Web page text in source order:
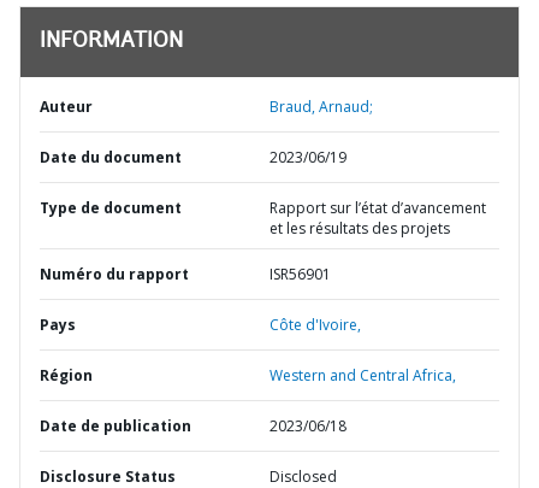
INFORMATION
Auteur Braud, Arnaud;
Date du document 2023/06/19
Type de document
Rapport sur l’état d’avancement
et les résultats des projets
Numéro du rapport ISR56901
Pays Côte d'Ivoire,
Région Western and Central Africa,
Date de publication 2023/06/18
Disclosure Status Disclosed